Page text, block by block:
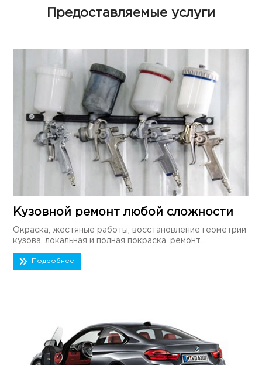
Предоставляемые услуги
Кузовной ремонт любой сложности
Окраска, жестяные работы, восстановление геометрии
кузова, локальная и полная покраска, ремонт...
Подробнее